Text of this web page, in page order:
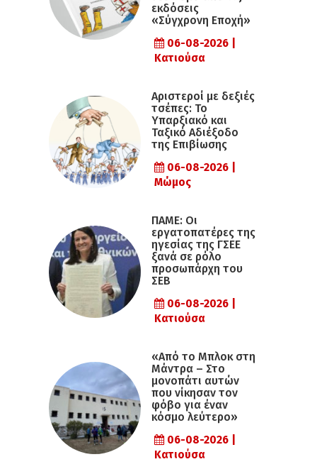
εκδόσεις
«Σύγχρονη Εποχή»
06-08-2026 |
Κατιούσα
Αριστεροί με δεξιές
τσέπες: Το
Υπαρξιακό και
Ταξικό Αδιέξοδο
της Επιβίωσης
06-08-2026 |
Μώμος
ΠΑΜΕ: Οι
εργατοπατέρες της
ηγεσίας της ΓΣΕΕ
ξανά σε ρόλο
προσωπάρχη του
ΣΕΒ
06-08-2026 |
Κατιούσα
«Από το Μπλοκ στη
Μάντρα – Στο
μονοπάτι αυτών
που νίκησαν τον
φόβο για έναν
κόσμο λεύτερο»
06-08-2026 |
Κατιούσα